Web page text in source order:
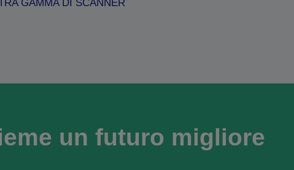
GAMMA DI SCANNER
un futuro migliore